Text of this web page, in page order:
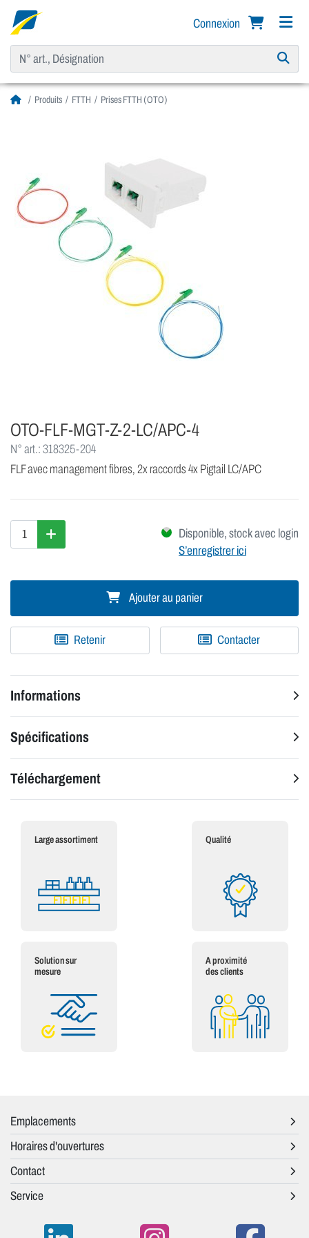
Connexion
Produits FTTH Prises FTTH (OTO)
OTO-FLF-MGT-Z-2-LC/APC-4
N° art.: 318325-204
FLF avec management fibres, 2x raccords 4x Pigtail LC/APC
Disponible, stock avec login
S’enregistrer ici
Ajouter au panier
Retenir Contacter
Informations
Spécifications
Téléchargement
Large assortiment Qualité
Solution sur
mesure
A proximité
des clients
Emplacements
Horaires d'ouvertures
Contact
Service